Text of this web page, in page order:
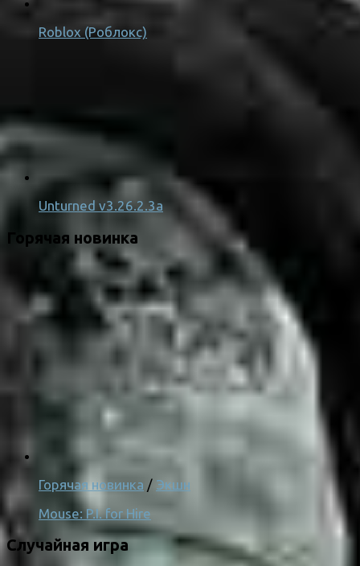
Roblox (Роблокс)
Unturned v3.26.2.3a
Горячая новинка
Горячая новинка / Экшн
Mouse: P.I. for Hire
Случайная игра